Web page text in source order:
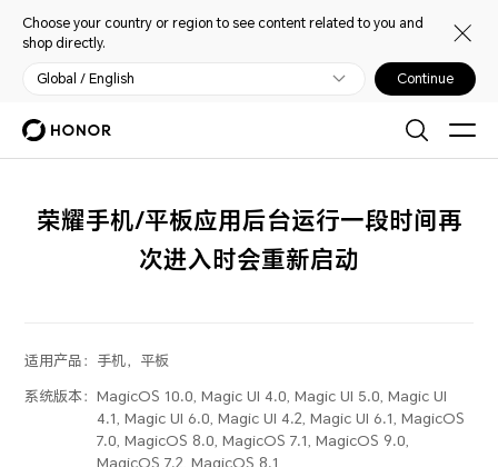
Choose your country or region to see content related to you and
shop directly.
Global / English Continue
荣耀手机/平板应用后台运行一段时间再
次进入时会重新启动
适用产品： 手机，平板
系统版本：MagicOS 10.0, Magic UI 4.0, Magic UI 5.0, Magic UI
4.1, Magic UI 6.0, Magic UI 4.2, Magic UI 6.1, MagicOS
7.0, MagicOS 8.0, MagicOS 7.1, MagicOS 9.0,
MagicOS 7.2, MagicOS 8.1